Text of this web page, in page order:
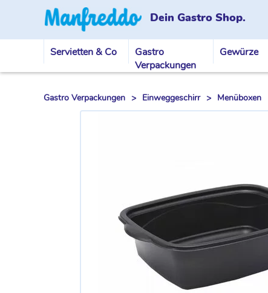
Dein Gastro Shop.
Servietten & Co
Gastro
Verpackungen
Gewürze
Gastro Verpackungen > Einweggeschirr > Menüboxen